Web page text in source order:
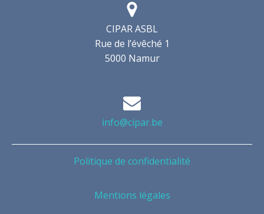
CIPAR ASBL
Rue de l’évêché 1
5000 Namur
info@cipar.be
Politique de confidentialité
Mentions légales